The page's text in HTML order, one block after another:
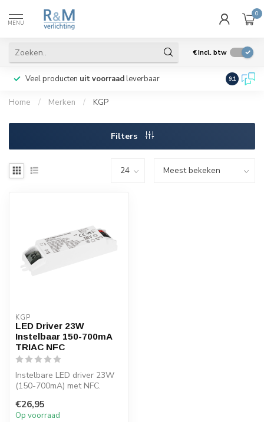
MENU
0
€Incl. btw
Veel producten uit voorraadleverbaar Wij
9.1
Home / Merken / KGP
Filters
KGP
LED Driver 23W
Instelbaar 150-700mA
TRIAC NFC
Instelbare LED driver 23W
(150-700mA) met NFC.
smartphone en...
€26,95
Op voorraad